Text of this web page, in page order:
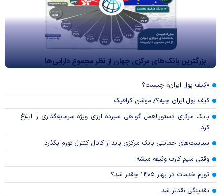
بزرگترین بانک‌های مرکزی جهان از نظر مجموع دارایی‌ها
«کیف پول ایران» چیست؟
کیف پول ایران چیه؟/ موشن گرافیک
بانک مرکزی دستورالعمل گواهی سپرده ارزی ویژه سرمایه‌گذاری را ابلاغ
کرد
سیاست‌های حمایتی بانک مرکزی باید از کانال کنترل تورم بگذرد
وقتی سیم کارت وثیقه میشه
تورم خدمات در بهار ۱۴۰۵ چقدر شد؟
نقدینگی نقدتر شد